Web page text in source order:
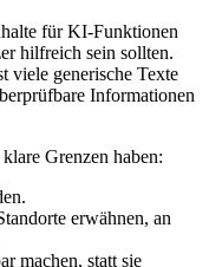
für KI-Funktionen
hilfreich sein sollten.
viele generische Texte
Informationen
Grenzen haben:
erwähnen, an
machen, statt sie